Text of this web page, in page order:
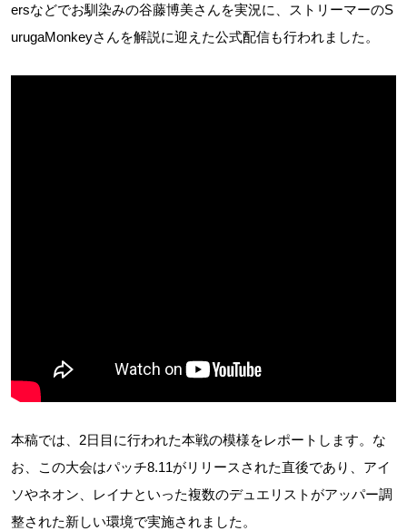
ersなどでお馴染みの谷藤博美さんを実況に、ストリーマーのS
urugaMonkeyさんを解説に迎えた公式配信も行われました。
本稿では、2日目に行われた本戦の模様をレポートします。な
お、この大会はパッチ8.11がリリースされた直後であり、アイ
ソやネオン、レイナといった複数のデュエリストがアッパー調
整された新しい環境で実施されました。